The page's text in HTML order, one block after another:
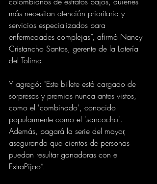
más necesitan atención prioritaria y
servicios especializados para
enfermedades complejas”, afirmó Nancy
Cristancho Santos, gerente de la Lotería
del Tolima.
Y agregó: "Este billete está cargado de
sorpresas y premios nunca antes vistos,
como el 'combinado', conocido
popularmente como el 'sancocho'.
Además, pagará la serie del mayor,
asegurando que cientos de personas
puedan resultar ganadoras con el
ExtraPijao”.